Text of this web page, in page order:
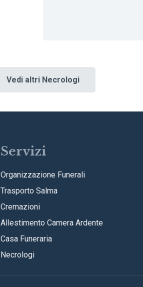
Vedi altri Necrologi
Servizi
Organizzazione Funerali
Trasporto Salma
Cremazioni
Allestimento Camera Ardente
Casa Funeraria
Necrologi